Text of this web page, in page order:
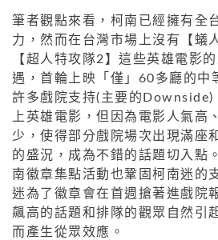
筆者觀點來看，柯南已經擁有全
力，然而在台灣市場上沒有【蟻
【超人特攻隊2】這些英雄電影
遇，首輪上映「僅」60多廳的中
許多戲院支持(主要的Downside)
上英雄電影，但因為電影人氣高
少，使得部分戲院場次出現滿座
的盛況，成為不錯的話題切入點
南徽章集點活動也鞏固柯南迷的
迷為了徽章會在首週搶著進戲院
飆高的話題和排隊的觀眾自然引
而產生從眾效應。